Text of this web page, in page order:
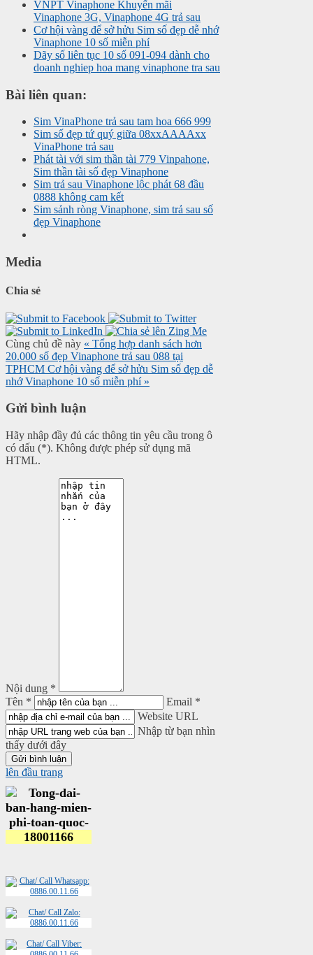
VNPT Vinaphone Khuyến mãi
Vinaphone 3G, Vinaphone 4G trả sau
Cơ hội vàng để sở hửu Sim số đẹp dễ nhớ
Vinaphone 10 số miễn phí
Dãy số liên tục 10 số 091-094 dành cho
doanh nghiep hoa mang vinaphone tra sau
Bài liên quan:
Sim VinaPhone trả sau tam hoa 666 999
Sim số đẹp tứ quý giữa 08xxAAAAxx
VinaPhone trả sau
Phát tài với sim thần tài 779 Vinpahone,
Sim thần tài số đẹp Vinaphone
Sim trả sau Vinaphone lộc phát 68 đầu
0888 không cam kết
Sim sảnh ròng Vinaphone, sim trả sau số
đẹp Vinaphone
Media
Chia sẻ
Cùng chủ đề này « Tổng hợp danh sách hơn
20.000 số đẹp Vinaphone trả sau 088 tại
TPHCM Cơ hội vàng để sở hửu Sim số đẹp dễ
nhớ Vinaphone 10 số miễn phí »
Gửi bình luận
Hãy nhập đầy đủ các thông tin yêu cầu trong ô
có dấu (*). Không được phép sử dụng mã
HTML.
Nội dung *
Tên *
Email *
Website URL
Nhập từ bạn nhìn
thấy dưới đây
lên đầu trang